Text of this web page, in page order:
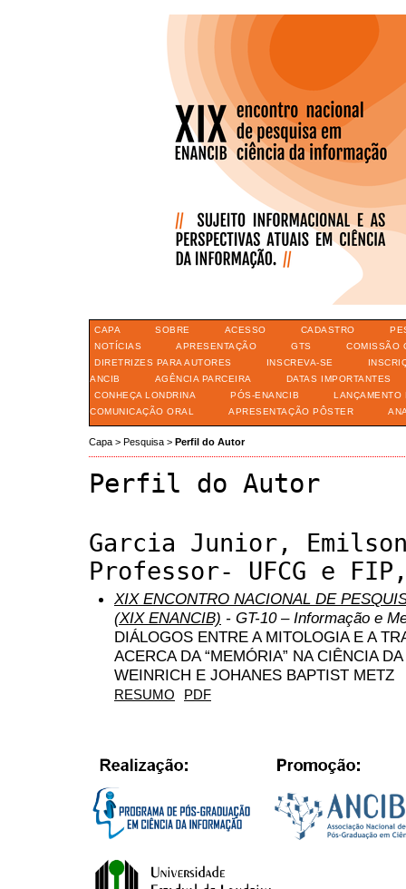
CAPA SOBRE ACESSO CADASTRO
NOTÍCIAS
APRESENTAÇÃO GTS
COMISSÃO
DIRETRIZES PARA AUTORES
INSCREVA-SE
ANCIB
AGÊNCIA PARCEIRA
DATAS IMPORTANTES
CONHEÇA LONDRINA
PÓS-ENANCIB
LANÇAMENTO
COMUNICAÇÃO ORAL
APRESENTAÇÃO PÔSTER
Capa > Pesquisa > Perfil do Autor
Perfil do Autor
Garcia Junior,
Professor- UFCG e
XIX ENCONTRO NACIONAL DE
(XIX ENANCIB) - GT-10 – Informação e
DIÁLOGOS ENTRE A MITOLOGIA E A
ACERCA DA “MEMÓRIA” NA CIÊNCIA
WEINRICH E JOHANES BAPTIST METZ
RESUMO PDF